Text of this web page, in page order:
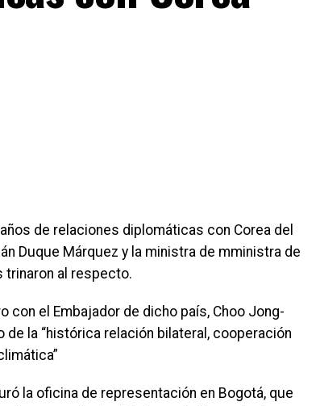
de relaciones diplomáticas con Corea del
Duque Márquez y la ministra de mministra de
trinaron al respecto.
con el Embajador de dicho país, Choo Jong-
la “histórica relación bilateral, cooperación
la oficina de representación en Bogotá, que